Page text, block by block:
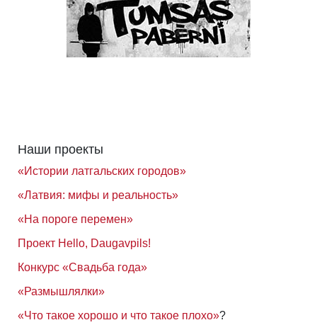
Наши проекты
«Истории латгальских городов»
«Латвия: мифы и реальность»
«На пороге перемен»
Проект Hello, Daugavpils!
Конкурс «Свадьба года»
«Размышлялки»
«Что такое хорошо и что такое плохо»?